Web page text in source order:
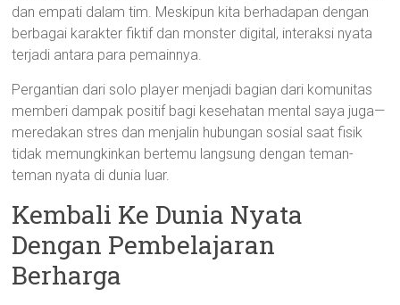
dan empati dalam tim. Meskipun kita berhadapan dengan
berbagai karakter fiktif dan monster digital, interaksi nyata
terjadi antara para pemainnya.
Pergantian dari solo player menjadi bagian dari komunitas
memberi dampak positif bagi kesehatan mental saya juga—
meredakan stres dan menjalin hubungan sosial saat fisik
tidak memungkinkan bertemu langsung dengan teman-
teman nyata di dunia luar.
Kembali Ke Dunia Nyata
Dengan Pembelajaran
Berharga